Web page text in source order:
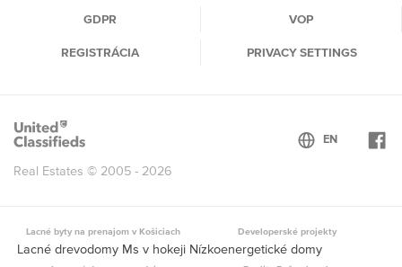
GDPR VOP
REGISTRÁCIA PRIVACY SETTINGS
Real Estates © 2005 - 2026
Lacné byty na prenajom v Košiciach Developerské projekty
Lacné drevodomy Ms v hokeji Nízkoenergetické domy